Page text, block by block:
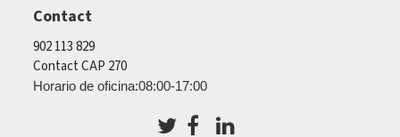
Contact
902 113 829
Contact CAP 270
Horario de oficina:08:00-17:00